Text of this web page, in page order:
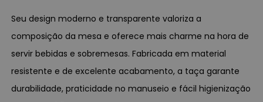
Seu design moderno e transparente valoriza a
composição da mesa e oferece mais charme na hora de
servir bebidas e sobremesas. Fabricada em material
resistente e de excelente acabamento, a taça garante
durabilidade, praticidade no manuseio e fácil higienização